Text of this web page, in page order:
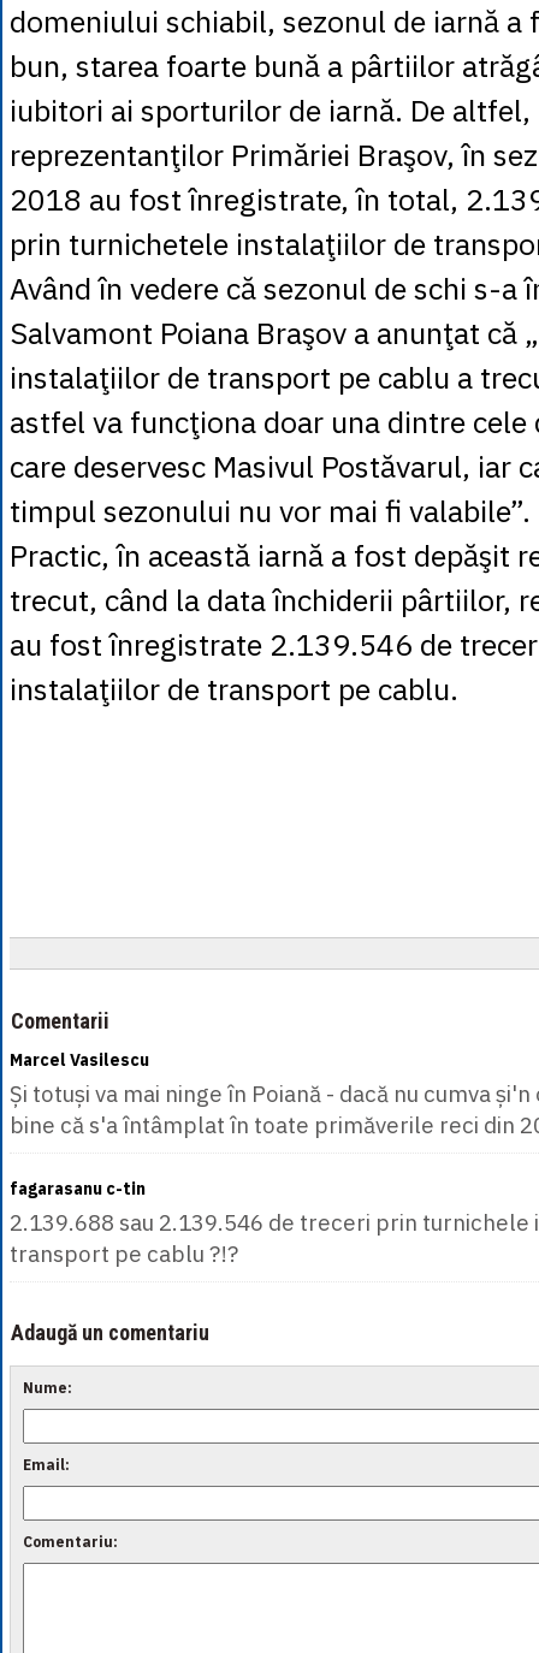
domeniului schiabil, sezonul de iarnă
bun, starea foarte bună a pârtiilor
iubitori ai sporturilor de iarnă. De
reprezentanţilor Primăriei Braşov, în
2018 au fost înregistrate, în total,
prin turnichetele instalaţiilor de
Având în vedere că sezonul de schi s-a
Salvamont Poiana Braşov a anunţat că
instalaţiilor de transport pe cablu a
astfel va funcţiona doar una dintre cele
care deservesc Masivul Postăvarul, iar
timpul sezonului nu vor mai fi valabile”.
Practic, în această iarnă a fost depăşit
trecut, când la data închiderii pârtiilor,
au fost înregistrate 2.139.546 de
instalaţiilor de transport pe cablu.
Comentarii
Marcel Vasilescu
Și totuși va mai ninge în Poiană - dacă nu cumva
bine că s'a întâmplat în toate primăverile reci din
fagarasanu c-tin
2.139.688 sau 2.139.546 de treceri prin
transport pe cablu ?!?
Adaugă un comentariu
Nume:
Email:
Comentariu: